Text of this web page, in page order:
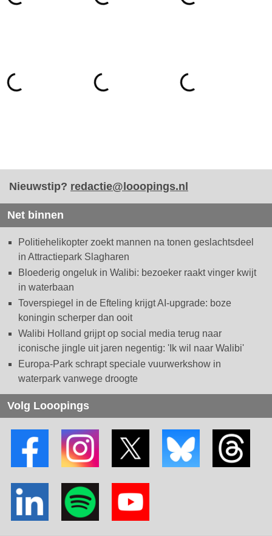
Nieuwstip? redactie@looopings.nl
Net binnen
Politiehelikopter zoekt mannen na tonen geslachtsdeel
in Attractiepark Slagharen
Bloederig ongeluk in Walibi: bezoeker raakt vinger kwijt
in waterbaan
Toverspiegel in de Efteling krijgt AI-upgrade: boze
koningin scherper dan ooit
Walibi Holland grijpt op social media terug naar
iconische jingle uit jaren negentig: 'Ik wil naar Walibi'
Europa-Park schrapt speciale vuurwerkshow in
waterpark vanwege droogte
Volg Looopings